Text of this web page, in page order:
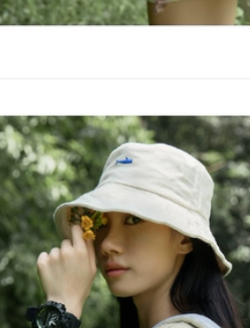
884,000
dành cho nữ balo
du lich hang hieu
balo du lịch chống
nước
415,000
Ba lô du lịch thể
thao kéo sau Túi
tập thể hình cho nữ
Túi du lịch khoảng
cách ngắn Túi hành
lý Túi hành lý
khoảng cách ngắn
phong cách nam ba
lo du lịch balo du
lịch chống nước